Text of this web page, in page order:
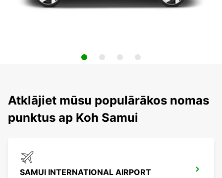
Atklājiet mūsu populārākos nomas
punktus ap Koh Samui
SAMUI INTERNATIONAL AIRPORT